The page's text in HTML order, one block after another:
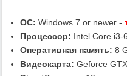
ОС: Windows 7 or newer -
Процессор: Intel Core i3-
Оперативная память: 8
Видеокарта: Geforce